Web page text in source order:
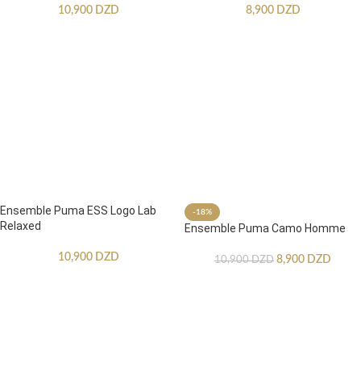
10,900 DZD 8,900 DZD
Ensemble Puma ESS Logo Lab
Relaxed
10,900 DZD
-18%
Ensemble Puma Camo Homme
10,900DZD 8,900 DZD